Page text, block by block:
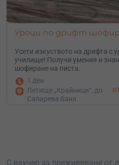
Уроци по дрифт
Усети изкуството на дрифта с
училище! Получи умения и
шофиране на писта.
1 ден
Летище „Крайници“, до
Сапарева баня
С ваучер за преживяване от